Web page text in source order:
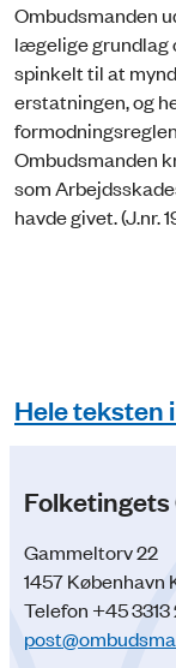
Ombudsmanden
lægelige grundlag
spinkelt til at
erstatningen, og
Ombudsmanden
som
havde givet. (J.nr.
Hele teksten
Gammeltorv 22
1457 København
Telefon +45 3313